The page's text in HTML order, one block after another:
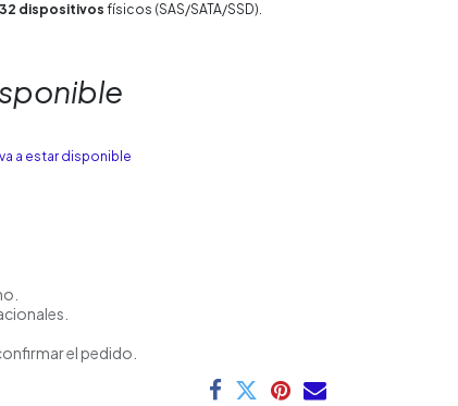
32 dispositivos físicos (SAS/SATA/SSD).
a estar disponible
el pedido.